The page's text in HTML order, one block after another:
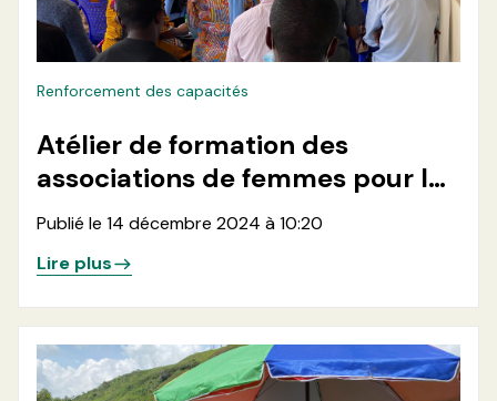
Renforcement des capacités
Atélier de formation des
associations de femmes pour la
production de chlore, le
l'eau dans les zones de santé de
Minova et Kalehe
Publié le 14 décembre 2024 à 10:20
Lire plus